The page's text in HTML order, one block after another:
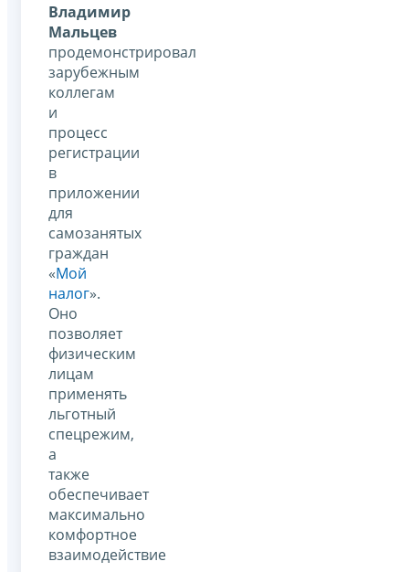
Владимир
Мальцев
продемонстрировал
зарубежным
коллегам
и
процесс
регистрации
в
приложении
для
самозанятых
граждан
«Мой
налог».
Оно
позволяет
физическим
лицам
применять
льготный
спецрежим,
а
также
обеспечивает
максимально
комфортное
взаимодействие